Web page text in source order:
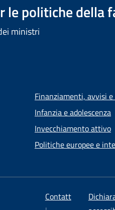
le politiche della
ministri
Finanziamenti, avvisi e
Infanzia e adolescenza
Invecchiamento attivo
Politiche europee e
Contatt